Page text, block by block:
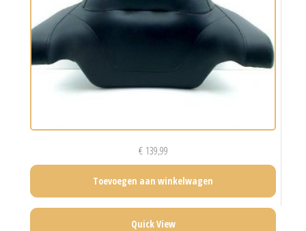
€139,99
Toevoegen aan winkelwagen
Quick View